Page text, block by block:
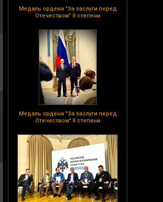
Медаль ордена "За заслуги перед
Отечеством" II степени
Медаль ордена "За заслуги перед
Отечеством" II степени